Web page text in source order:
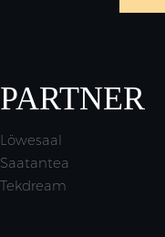
PARTNER
Löwesaal
Saatantea
Tekdream